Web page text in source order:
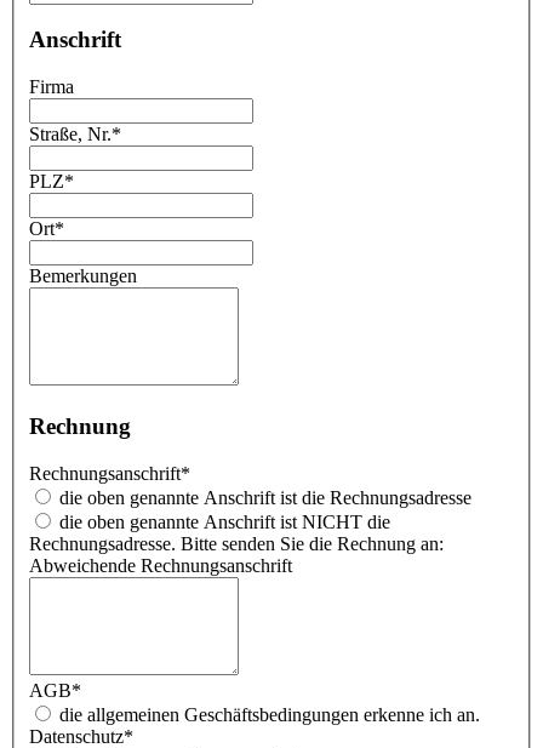
Anschrift
Firma
Straße, Nr.*
PLZ*
Ort*
Bemerkungen
Rechnung
Rechnungsanschrift*
die oben genannte Anschrift ist die Rechnungsadresse
Rechnungsadresse. Bitte senden Sie die Rechnung an:
Abweichende Rechnungsanschrift
AGB*
die allgemeinen Geschäftsbedingungen erkenne ich an.
Datenschutz*